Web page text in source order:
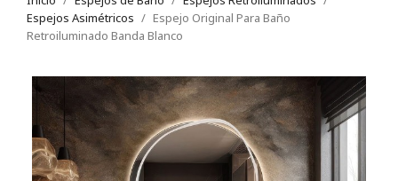
Espejos Asimétricos
Espejo Original Para Baño
Retroiluminado Banda Blanco